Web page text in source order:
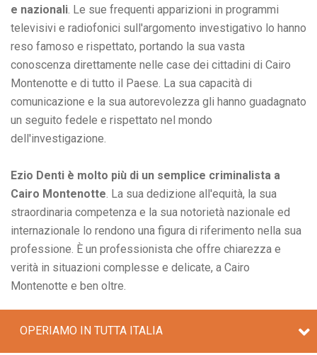
e nazionali. Le sue frequenti apparizioni in programmi
televisivi e radiofonici sull'argomento investigativo lo hanno
reso famoso e rispettato, portando la sua vasta
conoscenza direttamente nelle case dei cittadini di Cairo
Montenotte e di tutto il Paese. La sua capacità di
comunicazione e la sua autorevolezza gli hanno guadagnato
un seguito fedele e rispettato nel mondo
dell'investigazione.
Ezio Denti è molto più di un semplice criminalista a
Cairo Montenotte. La sua dedizione all'equità, la sua
straordinaria competenza e la sua notorietà nazionale ed
internazionale lo rendono una figura di riferimento nella sua
professione. È un professionista che offre chiarezza e
verità in situazioni complesse e delicate, a Cairo
Montenotte e ben oltre.
OPERIAMO IN TUTTA ITALIA